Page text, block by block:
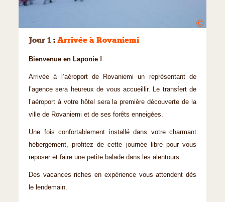
©
Jour 1 : Arrivée à Rovaniemi
Bienvenue en Laponie !
Arrivée à l’aéroport de Rovaniemi un représentant de
l’agence sera heureux de vous accueillir. Le transfert de
l’aéroport à votre hôtel sera la première découverte de la
ville de Rovaniemi et de ses forêts enneigées.
Une fois confortablement installé dans votre charmant
hébergement, profitez de cette journée libre pour vous
reposer et faire une petite balade dans les alentours.
Des vacances riches en expérience vous attendent dès
le lendemain.